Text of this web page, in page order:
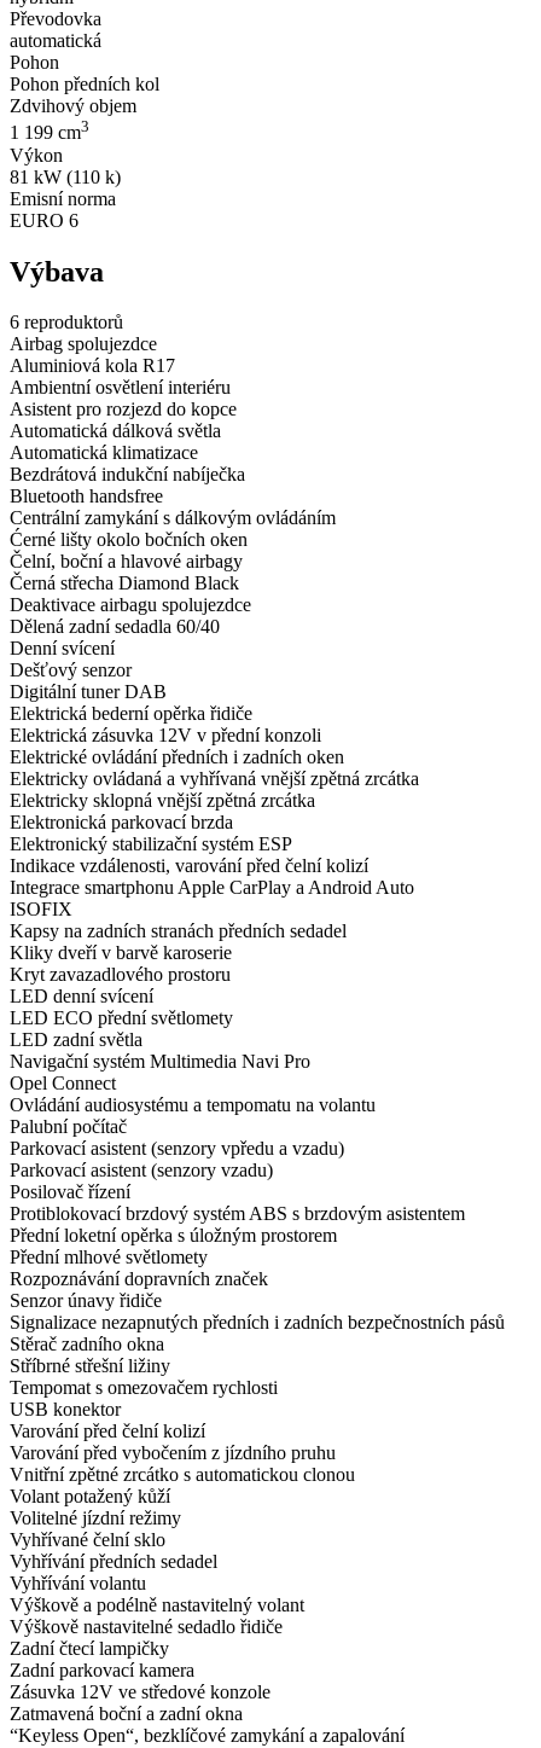
Převodovka
automatická
Pohon
Pohon předních kol
Zdvihový objem
1 199 cm3
Výkon
81 kW (110 k)
Emisní norma
EURO 6
Výbava
6 reproduktorů
Airbag spolujezdce
Aluminiová kola R17
Ambientní osvětlení interiéru
Asistent pro rozjezd do kopce
Automatická dálková světla
Automatická klimatizace
Bezdrátová indukční nabíječka
Bluetooth handsfree
Centrální zamykání s dálkovým ovládáním
Ćerné lišty okolo bočních oken
Čelní, boční a hlavové airbagy
Černá střecha Diamond Black
Deaktivace airbagu spolujezdce
Dělená zadní sedadla 60/40
Denní svícení
Dešťový senzor
Digitální tuner DAB
Elektrická bederní opěrka řidiče
Elektrická zásuvka 12V v přední konzoli
Elektrické ovládání předních i zadních oken
Elektricky ovládaná a vyhřívaná vnější zpětná zrcátka
Elektricky sklopná vnější zpětná zrcátka
Elektronická parkovací brzda
Elektronický stabilizační systém ESP
Indikace vzdálenosti, varování před čelní kolizí
Integrace smartphonu Apple CarPlay a Android Auto
ISOFIX
Kapsy na zadních stranách předních sedadel
Kliky dveří v barvě karoserie
Kryt zavazadlového prostoru
LED denní svícení
LED ECO přední světlomety
LED zadní světla
Navigační systém Multimedia Navi Pro
Opel Connect
Ovládání audiosystému a tempomatu na volantu
Palubní počítač
Parkovací asistent (senzory vpředu a vzadu)
Parkovací asistent (senzory vzadu)
Posilovač řízení
Protiblokovací brzdový systém ABS s brzdovým asistentem
Přední loketní opěrka s úložným prostorem
Přední mlhové světlomety
Rozpoznávání dopravních značek
Senzor únavy řidiče
Signalizace nezapnutých předních i zadních bezpečnostních pásů
Stěrač zadního okna
Stříbrné střešní ližiny
Tempomat s omezovačem rychlosti
USB konektor
Varování před čelní kolizí
Varování před vybočením z jízdního pruhu
Vnitřní zpětné zrcátko s automatickou clonou
Volant potažený kůží
Volitelné jízdní režimy
Vyhřívané čelní sklo
Vyhřívání předních sedadel
Vyhřívání volantu
Výškově a podélně nastavitelný volant
Výškově nastavitelné sedadlo řidiče
Zadní čtecí lampičky
Zadní parkovací kamera
Zásuvka 12V ve středové konzole
Zatmavená boční a zadní okna
“Keyless Open“, bezklíčové zamykání a zapalování